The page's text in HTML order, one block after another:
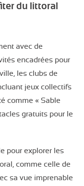
du littoral
avec de
encadrées pour
les clubs de
jeux collectifs
comme « Sable
gratuits pour le
pour explorer les
comme celle de
sa vue imprenable